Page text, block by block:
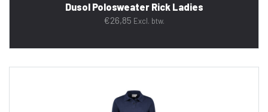
Dusol Polosweater Rick Ladies
€26,85 Excl. btw.